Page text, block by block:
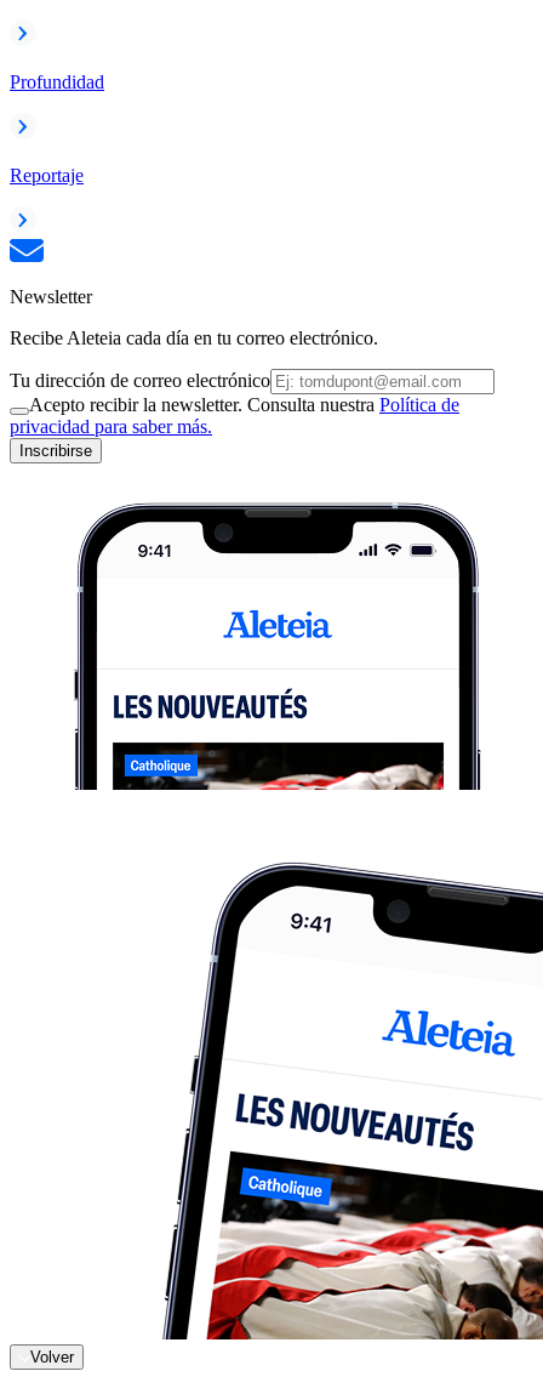
Profundidad
Reportaje
Newsletter
Recibe Aleteia cada día en tu correo electrónico.
Tu dirección de correo electrónico
Acepto recibir la newsletter. Consulta nuestra Política de
privacidad para saber más.
Inscribirse
Volver